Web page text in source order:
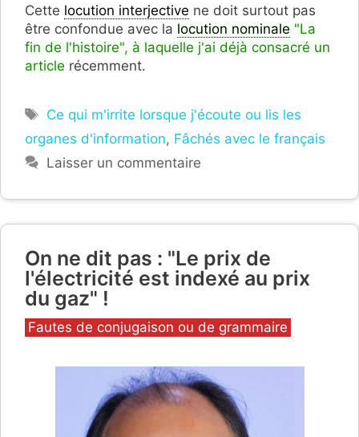
Cette locution interjective ne doit surtout pas
être confondue avec la locution nominale "La
fin de l'histoire", à laquelle j'ai déjà consacré un
article récemment.
Étiquettes
Ce qui m'irrite lorsque j'écoute ou lis les
organes d'information, Fâchés avec le français
Laisser un commentaire
On ne dit pas : "Le prix de
l'électricité est indexé au prix
du gaz" !
Catégories
Fautes de conjugaison ou de grammaire